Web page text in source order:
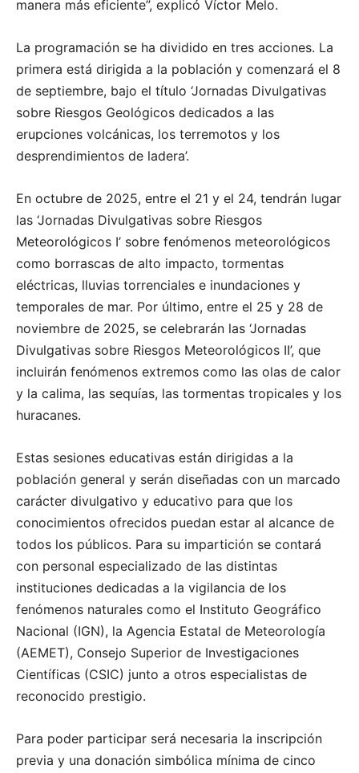
manera más eficiente”, explicó Víctor Melo.
La programación se ha dividido en tres acciones. La
primera está dirigida a la población y comenzará el 8
de septiembre, bajo el título ‘Jornadas Divulgativas
sobre Riesgos Geológicos dedicados a las
erupciones volcánicas, los terremotos y los
desprendimientos de ladera’.
En octubre de 2025, entre el 21 y el 24, tendrán lugar
las ‘Jornadas Divulgativas sobre Riesgos
Meteorológicos I’ sobre fenómenos meteorológicos
como borrascas de alto impacto, tormentas
eléctricas, lluvias torrenciales e inundaciones y
temporales de mar. Por último, entre el 25 y 28 de
noviembre de 2025, se celebrarán las ‘Jornadas
Divulgativas sobre Riesgos Meteorológicos II’, que
incluirán fenómenos extremos como las olas de calor
y la calima, las sequías, las tormentas tropicales y los
huracanes.
Estas sesiones educativas están dirigidas a la
población general y serán diseñadas con un marcado
carácter divulgativo y educativo para que los
conocimientos ofrecidos puedan estar al alcance de
todos los públicos. Para su impartición se contará
con personal especializado de las distintas
instituciones dedicadas a la vigilancia de los
fenómenos naturales como el Instituto Geográfico
Nacional (IGN), la Agencia Estatal de Meteorología
(AEMET), Consejo Superior de Investigaciones
Científicas (CSIC) junto a otros especialistas de
reconocido prestigio.
Para poder participar será necesaria la inscripción
previa y una donación simbólica mínima de cinco